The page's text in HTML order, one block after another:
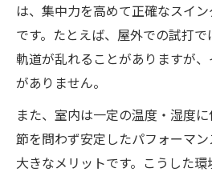
は、集中力を高めて正確なスイ
です。たとえば、屋外での試打
軌道が乱れることがありますが
がありません。
また、室内は一定の温度・湿度
節を問わず安定したパフォーマ
大きなメリットです。こうした